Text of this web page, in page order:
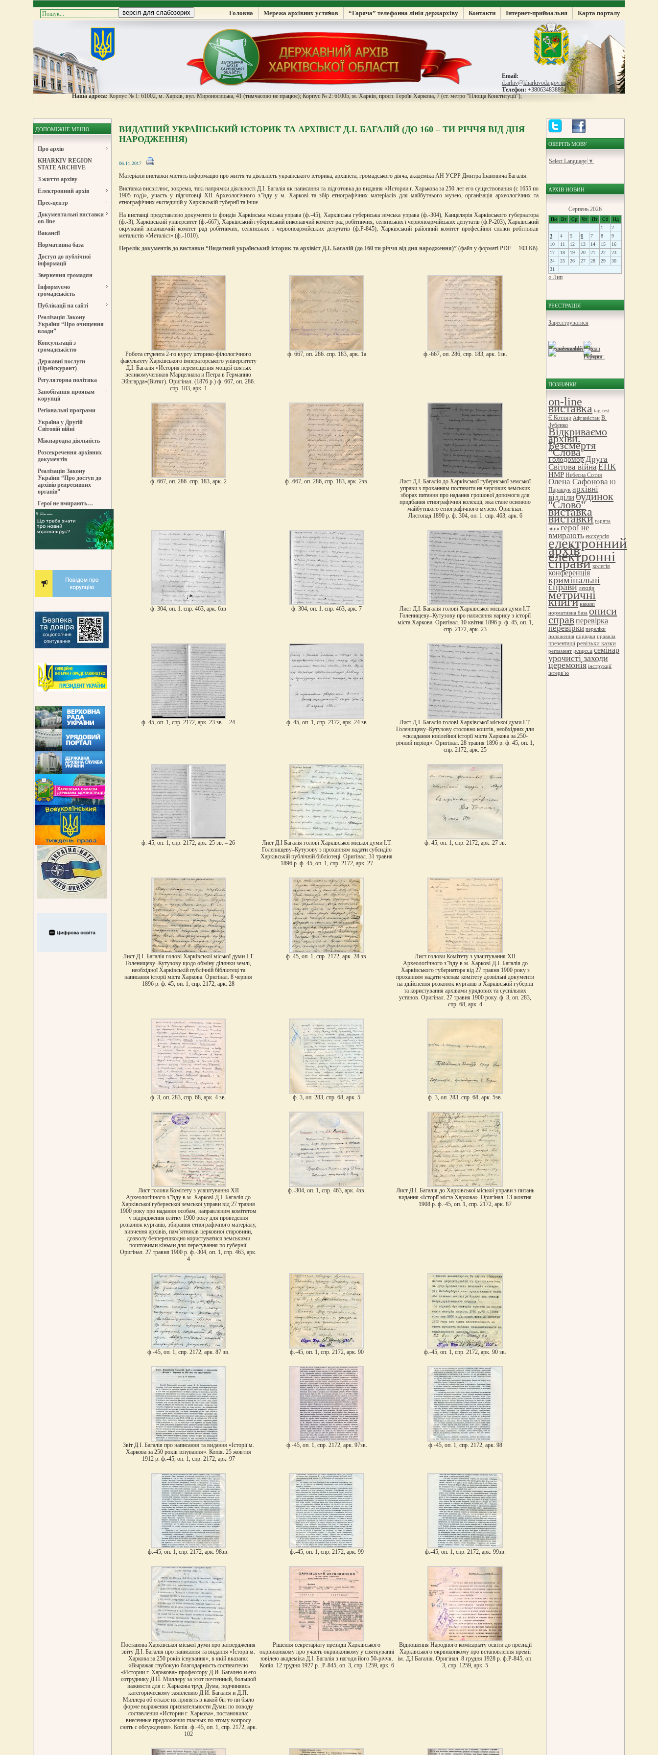
Головна Мережа архівних установ “Гаряча” телефонна лінія держархіву Контакти Інтернет-приймальня Карта порталу
Email:
d.arhiv@kharkivoda.gov.ua
Телефон: +380634838894
Наша адреса:Корпус № 1: 61002, м. Харків, вул. Мироносицька, 41 (тимчасово не працює); Корпус № 2: 61005, м. Харків, просп. Героїв Харкова, 7 (ст. метро “Площа Конституції”);
ДОПОМІЖНЕ МЕНЮ
Про архів
KHARKIV REGION
STATE ARCHIVE
З життя архіву
Електронний архів
Прес-центр
Документальні виставки
on-line
Вакансії
Нормативна база
Доступ до публічної
інформації
Звернення громадян
Інформуємо
громадськість
Публікації на сайті
Реалізація Закону
України “Про очищення
влади”
Консультації з
громадськістю
Державні послуги
(Прейскурант)
Регуляторна політика
Запобігання проявам
корупції
Регіональні програми
Україна у Другій
Світовій війні
Міжнародна діяльність
Розсекречення архівних
документів
Реалізація Закону
України “Про доступ до
архівів репресивних
органів”
Герої не вмирають…
ВИДАТНИЙ УКРАЇНСЬКИЙ ІСТОРИК ТА АРХІВІСТ Д.І. БАГАЛІЙ (ДО 160 – ТИ РІЧЧЯ ВІД ДНЯ
НАРОДЖЕННЯ)
06.11.2017
Матеріали виставки містять інформацію про життя та діяльність українського історика, архівіста, громадського діяча, академіка АН УСРР Дмитра Івановича Багалія.
Виставка висвітлює, зокрема, такі напрямки діяльності Д.І. Багалія як написання та підготовка до видання «Истории г. Харькова за 250 лет его существования (с 1655 по
1905 год)», участь у підготовці ХІІ Археологічного з’їзду у м. Харкові та збір етнографічних матеріалів для майбутнього музею, організація археологічних та
етнографічних експедицій у Харківській губернії та інше.
На виставці представлено документи із фондів Харківська міська управа (ф.-45), Харківська губернська земська управа (ф.-304), Канцелярія Харківського губернатора
(ф.-3), Харківський університет (ф.-667), Харківський губернський виконавчий комітет рад робітничих, селянських і червоноармійських депутатів (ф.Р-203), Харківський
окружний виконавчий комітет рад робітничих, селянських і червоноармійських депутатів (ф.Р-845), Харківський районний комітет професійної спілки робітників
металістів «Металіст» (ф.-1010).
Перелік документів до виставки “Видатний український історик та архівіст Д.І. Багалій (до 160 ти річчя від дня народження)”(файл у форматі PDF – 103 Кб)
Робота студента 2-го курсу історико-філологічного
факультету Харківського імператорського університету
Д.І. Багалія «История перемещения мощей святых
великомучеников Марцелиана и Петра в Германию
Эйнгарда»(Витяг). Оригінал. (1876 р.) ф. 667, оп. 286.
спр. 183, арк. 1
ф. 667, оп. 286. спр. 183, арк. 1а ф.-667, оп. 286, спр. 183, арк. 1зв.
ф. 667, оп. 286. спр. 183, арк. 2 ф.-667, оп. 286, спр. 183, арк. 2зв.
Лист Д.І. Багалія до Харківської губернської земської
управи з проханням поставити на чергових земських
зборах питання про надання грошової допомоги для
придбання етнографічної колекції, яка стане основою
майбутнього етнографічного музею. Оригінал.
Листопад 1890 р. ф. 304, оп. 1. спр. 463, арк. 6
ф. 304, оп. 1. спр. 463, арк. 6зв ф. 304, оп. 1. спр. 463, арк. 7
Лист Д.І. Багалія голові Харківської міської думи І.Т.
Голенищеву–Кутузову про написання нарису з історії
міста Харкова. Оригінал. 10 квітня 1896 р. ф. 45, оп. 1,
спр. 2172, арк. 23
ф. 45, оп. 1, спр. 2172, арк. 23 зв. – 24 ф. 45, оп. 1, спр. 2172, арк. 24 зв
Лист Д.І. Багалія голові Харківської міської думи І.Т.
Голенищеву–Кутузову стосовно коштів, необхідних для
«складання ювілейної історії міста Харкова за 250-
річний період». Оригінал. 28 травня 1896 р. ф. 45, оп. 1,
спр. 2172, арк. 25
ф. 45, оп. 1, спр. 2172, арк. 25 зв. – 26
Лист Д.І Багалія голові Харківської міської думи І.Т.
Голенищеву–Кутузову з проханням надати субсидію
Харківській публічній бібліотеці. Оригінал. 31 травня
1896 р. ф. 45, оп. 1, спр. 2172, арк. 27
ф. 45, оп. 1, спр. 2172, арк. 27 зв.
Лист Д.І. Багалія голові Харківської міської думи І.Т.
Голенищеву–Кутузову щодо обміну ділянки землі,
необхідної Харківській публічній бібліотеці та
написання історії міста Харкова. Оригінал. 8 червня
1896 р. ф. 45, оп. 1, спр. 2172, арк. 28
ф. 45, оп. 1, спр. 2172, арк. 28 зв.
Лист голови Комітету з улаштування ХІІ
Археологічного з’їзду в м. Харкові Д.І. Багалія до
Харківського губернатора від 27 травня 1900 року з
проханням надати членам комітету дозвільні документи
на здійснення розкопок курганів в Харківській губернії
та користування архівами урядових та суспільних
установ. Оригінал. 27 травня 1900 року. ф. 3, оп. 283,
спр. 68, арк. 4
ф. 3, оп. 283, спр. 68, арк. 4 зв. ф. 3, оп. 283, спр. 68, арк. 5 ф. 3, оп. 283, спр. 68, арк. 5зв.
Лист голови Комітету з улаштування ХІІ
Археологічного з’їзду в м. Харкові Д.І. Багалія до
Харківської губернської земської управи від 27 травня
1900 року про надання особам, направленим комітетом
у відрядження влітку 1900 року для проведення
розкопок курганів, збирання етнографічного матеріалу,
вивчення архівів, пам’ятників церковної старовини,
дозволу безперешкодно користуватися земськими
поштовими кіньми для пересування по губернії.
Оригінал. 27 травня 1900 р. ф.-304, оп. 1, спр. 463, арк.
4
ф.-304, оп. 1, спр. 463, арк. 4зв.
Лист Д.І. Багалія до Харківської міської управи з питань
видання «Історії міста Харкова». Оригінал. 13 жовтня
1908 р. ф.-45, оп. 1, спр. 2172, арк. 87
ф.-45, оп. 1, спр. 2172, арк. 87 зв. ф.-45, оп. 1, спр. 2172, арк. 90 ф.-45, оп. 1, спр. 2172, арк. 90 зв.
Звіт Д.І. Багалія про написання та видання «Історії м.
Харкова за 250 років існування». Копія. 25 жовтня
1912 р. ф.-45, оп. 1, спр. 2172, арк. 97
ф.-45, оп. 1, спр. 2172, арк. 97зв. ф.-45, оп. 1, спр. 2172, арк. 98
ф.-45, оп. 1, спр. 2172, арк. 98зв. ф.-45, оп. 1, спр. 2172, арк. 99 ф.-45, оп. 1, спр. 2172, арк. 99зв.
Постанова Харківської міської думи про затвердження
звіту Д.І. Багалія про написання та видання «Історії м.
Харкова за 250 років існування», в якій вказано:
«Выражая глубокую благодарность составителю
«Истории г. Харькова» профессору Д.И. Багалею и его
сотруднику Д.П. Миллеру за этот почтенный, большой
важности для г. Харькова труд, Дума, подчиняясь
категорическому заявлению Д.И. Багалея и Д.П.
Миллера об отказе их принять в какой бы то ни было
форме выражения признательности Думы по поводу
составления «Истории г. Харкова», постановила:
внесенные предложения гласных по этому вопросу
снять с обсуждения». Копія. ф.-45, оп. 1, спр. 2172, арк.
102
Рішення секретаріату президії Харківського
окрвиконкому про участь окрвиконкому у святкуванні
ювілею академіка Д.І. Багалія з нагоди його 50-річчя.
Копія. 12 грудня 1927 р. .Р-845, оп. 3, спр. 1259, арк. 6
Відношення Народного комісаріату освіти до президії
Харківського окрвиконкому про встановлення премії
ім. Д.І.Багалія. Оригінал. 8 грудня 1928 р. ф.Р-845, оп.
3, спр. 1259, арк. 5
ОБЕРІТЬ МОВУ
Select Language ▼
АРХІВ НОВИН
Серпень 2026
Пн Вт Ср Чт Пт Сб
Нд
1
2
3
4 5 6 7 8
9
10
11 12 13 14 15
16
17
18 19 20 21 22
23
24
25 26 27 28 29
30
31
« Лип
РЕЄСТРАЦІЯ
Зареєструватися
ПОЗНАЧКИ
on-line
виставка tag test
Є.Котляр Афганістан В.
Зубенко
Відкриваємо
архіви.
Безсмертя
"Слова"
Голодомор Друга
Світова війнаЕПК
НМР Небесна Сотня
Олена Сафонова Ю.
Паращук архівні
відділибудинок
"Слово"
виставка
виставки гаряча
лінія герої не
вмирають екскурсія
електронний
архів
електронні
справи колегія
конференція
кримінальні
справи лекція
метричні
книги накази
нормативна база описи
справперевірка
перевірки переліки
положення порядки правила
презентації ревізьки казки
регламент репресії семінар
урочисті заходи
церемонія інструкції
інтерв’ю